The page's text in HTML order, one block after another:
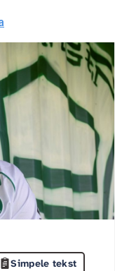
Simpele tekst